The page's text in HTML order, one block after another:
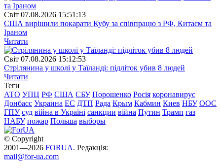
Свiт 07.08.2026 15:51:13
США вирішили покарати Кубу за співпрацю з РФ, Китаєм та
Іраном
Читати
Свiт 07.08.2026 15:12:53
Стрілянина у школі у Таїланді: підліток убив 8 людей
Читати
Теги
АТО УПЦ РФ США СБУ Порошенко Росія коронавирус
Донбасс Украина ЕС ДТП Рада Крым Кабмин Киев НБУ ООС
ГПУ суд війна в Україні санкции війна Путин Трамп газ
НАБУ пожар Польша выборы
© Copyright
2001—2026 FORUA. Редакція:
mail@for-ua.com